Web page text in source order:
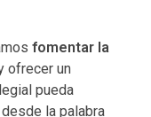
fomentar la
ofrecer un
pueda
la palabra